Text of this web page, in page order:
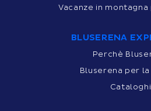
Vacanze in
BLUSERENA
Perchè
Bluserena per
Cataloghi